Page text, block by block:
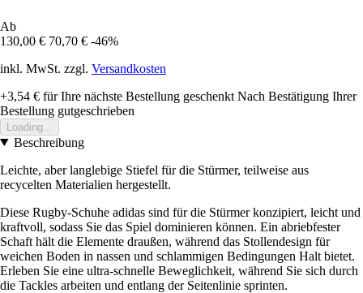
Ab
130,00 € 70,70 € -46%
inkl. MwSt. zzgl. Versandkosten
+3,54 € für Ihre nächste Bestellung geschenkt Nach Bestätigung Ihrer
Bestellung gutgeschrieben
Loading...
Beschreibung
Leichte, aber langlebige Stiefel für die Stürmer, teilweise aus
recycelten Materialien hergestellt.
Diese Rugby-Schuhe adidas sind für die Stürmer konzipiert, leicht und
kraftvoll, sodass Sie das Spiel dominieren können. Ein abriebfester
Schaft hält die Elemente draußen, während das Stollendesign für
weichen Boden in nassen und schlammigen Bedingungen Halt bietet.
Erleben Sie eine ultra-schnelle Beweglichkeit, während Sie sich durch
die Tackles arbeiten und entlang der Seitenlinie sprinten.